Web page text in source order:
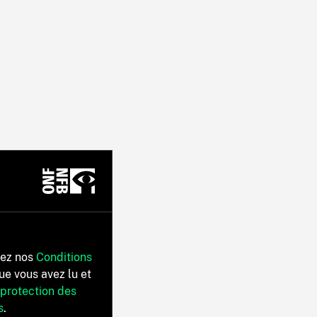
nos Conditions
vous avez lu et
des
.